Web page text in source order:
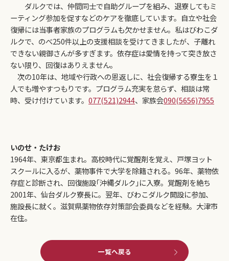
ダルクでは、仲間同士で自助グループを組み、退寮してもミ
ーティング参加を促すなどのケアを徹底しています。自立や社会
復帰には当事者家族のプログラムも欠かせません。私はびわこダ
ルクで、のべ250件以上の支援相談を受けてきましたが、子離れ
できない親御さんが多すぎます。依存症は愛情を持って突き放さ
ない限り、回復はありえません。
次の10年は、地域や行政への恩返しに、社会復帰する寮生を１
人でも増やすつもりです。プログラム充実を怠らず、相談は常
時、受け付けています。 077(521)2944、家族会090(5656)7955
いのせ・たけお
1964年、東京都生まれ。高校時代に覚醒剤を覚え、戸塚ヨット
スクールに入るが、薬物事件で大学を除籍される。96年、薬物依
存症と診断され、回復施設｢沖縄ダルク｣に入寮。覚醒剤を絶ち
2001年、仙台ダルク寮長に。翌年、びわこダルク開設に参加、
施設長に就く。滋賀県薬物依存対策部会委員などを経験。大津市
在住。
一覧へ戻る